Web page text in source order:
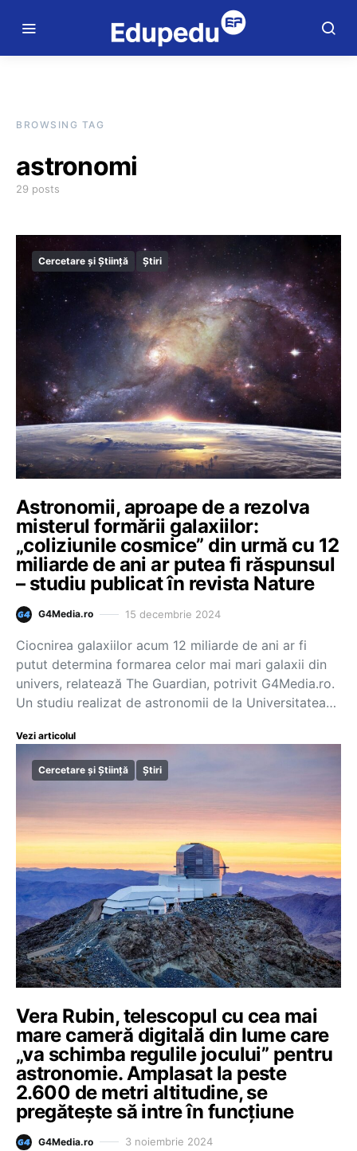
BROWSING TAG
astronomi
29 posts
Cercetare și Știință Știri
Astronomii, aproape de a rezolva
misterul formării galaxiilor:
„coliziunile cosmice” din urmă cu 12
miliarde de ani ar putea fi răspunsul
– studiu publicat în revista Nature
G4Media.ro 15 decembrie 2024
Ciocnirea galaxiilor acum 12 miliarde de ani ar fi
putut determina formarea celor mai mari galaxii din
univers, relatează The Guardian, potrivit G4Media.ro.
Un studiu realizat de astronomii de la Universitatea…
Vezi articolul
Cercetare și Știință Știri
Vera Rubin, telescopul cu cea mai
mare cameră digitală din lume care
„va schimba regulile jocului” pentru
astronomie. Amplasat la peste
2.600 de metri altitudine, se
pregătește să intre în funcțiune
G4Media.ro 3 noiembrie 2024